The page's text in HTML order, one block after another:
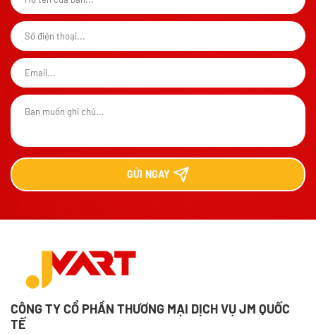
GỬI NGAY
CÔNG TY CỔ PHẦN THƯƠNG MẠI DỊCH VỤ JM QUỐC
TẾ